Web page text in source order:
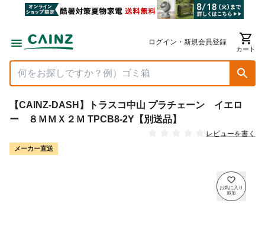
ログイン・新規会員登録
カート
【CAINZ-DASH】トラスコ中山 プラチェーン イエロ
ー ８ＭＭＸ２Ｍ TPCB8-2Y【別送品】
レビューを書く
メーカー直送